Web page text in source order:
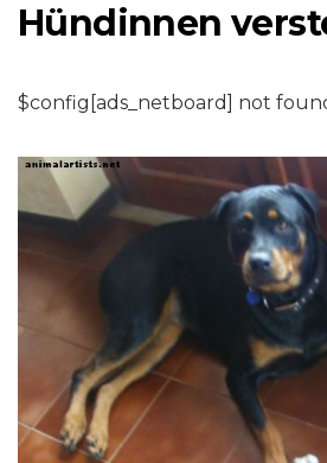
Hündinnen
$config[ads_netboard] not